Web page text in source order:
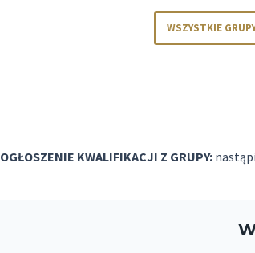
WSZYSTKIE
OGŁOSZENIE KWALIFIKACJI Z GRUPY: